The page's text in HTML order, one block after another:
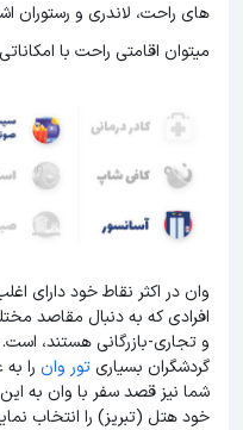
های راحت، لاندری و رستوران
میتوان اقامتی راحت با
وان در اکثر نقاط خود دارای
افرادی که به دنبال مقاصد
و تجاری-بازرگانی هستند،
گردشگران بسیاریتور وان را
شما نیز قصد سفر با وان به
خود هتل (تبریز) را انتخاب